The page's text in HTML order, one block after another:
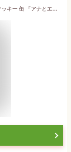
【買い物袋付き・東京ディズニーシー限定】クッキー 缶 「アナとエルサのフローズンジャーニー」をテーマにしたグッズ 『ファンタジースプリングス』